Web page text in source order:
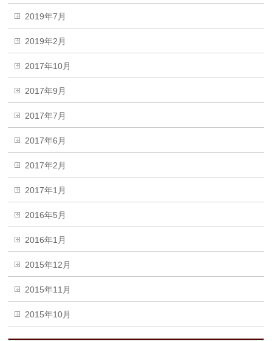
2019年7月
2019年2月
2017年10月
2017年9月
2017年7月
2017年6月
2017年2月
2017年1月
2016年5月
2016年1月
2015年12月
2015年11月
2015年10月